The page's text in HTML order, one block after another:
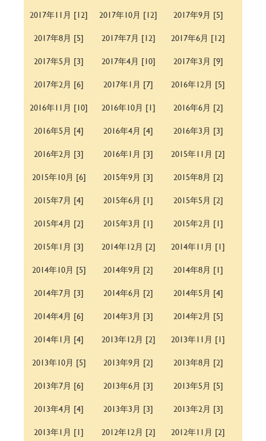
2017年11月 [12]
2017年10月 [12]
2017年9月 [5]
2017年8月 [5]
2017年7月 [12]
2017年6月 [12]
2017年5月 [3]
2017年4月 [10]
2017年3月 [9]
2017年2月 [6]
2017年1月 [7]
2016年12月 [5]
2016年11月 [10]
2016年10月 [1]
2016年6月 [2]
2016年5月 [4]
2016年4月 [4]
2016年3月 [3]
2016年2月 [3]
2016年1月 [3]
2015年11月 [2]
2015年10月 [6]
2015年9月 [3]
2015年8月 [2]
2015年7月 [4]
2015年6月 [1]
2015年5月 [2]
2015年4月 [2]
2015年3月 [1]
2015年2月 [1]
2015年1月 [3]
2014年12月 [2]
2014年11月 [1]
2014年10月 [5]
2014年9月 [2]
2014年8月 [1]
2014年7月 [3]
2014年6月 [2]
2014年5月 [4]
2014年4月 [6]
2014年3月 [3]
2014年2月 [5]
2014年1月 [4]
2013年12月 [2]
2013年11月 [1]
2013年10月 [5]
2013年9月 [2]
2013年8月 [2]
2013年7月 [6]
2013年6月 [3]
2013年5月 [5]
2013年4月 [4]
2013年3月 [3]
2013年2月 [3]
2013年1月 [1]
2012年12月 [2]
2012年11月 [2]